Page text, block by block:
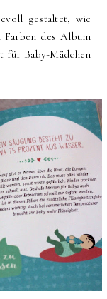
gestaltet, wie
des Album
für Baby-Mädchen